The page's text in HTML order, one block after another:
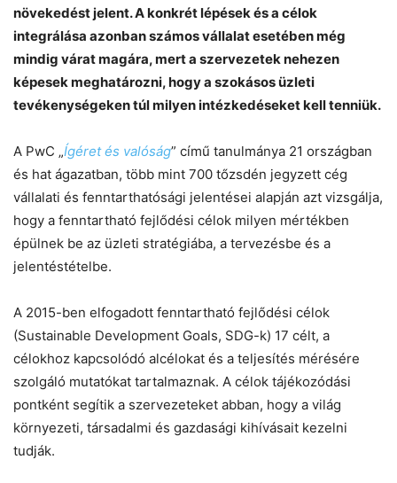
növekedést jelent. A konkrét lépések és a célok
integrálása azonban számos vállalat esetében még
mindig várat magára, mert a szervezetek nehezen
képesek meghatározni, hogy a szokásos üzleti
tevékenységeken túl milyen intézkedéseket kell tenniük.
A PwC „Ígéret és valóság” című tanulmánya 21 országban
és hat ágazatban, több mint 700 tőzsdén jegyzett cég
vállalati és fenntarthatósági jelentései alapján azt vizsgálja,
hogy a fenntartható fejlődési célok milyen mértékben
épülnek be az üzleti stratégiába, a tervezésbe és a
jelentéstételbe.
A 2015-ben elfogadott fenntartható fejlődési célok
(Sustainable Development Goals, SDG-k) 17 célt, a
célokhoz kapcsolódó alcélokat és a teljesítés mérésére
szolgáló mutatókat tartalmaznak. A célok tájékozódási
pontként segítik a szervezeteket abban, hogy a világ
környezeti, társadalmi és gazdasági kihívásait kezelni
tudják.
Chat
Helló! Miben segíthetek ma?